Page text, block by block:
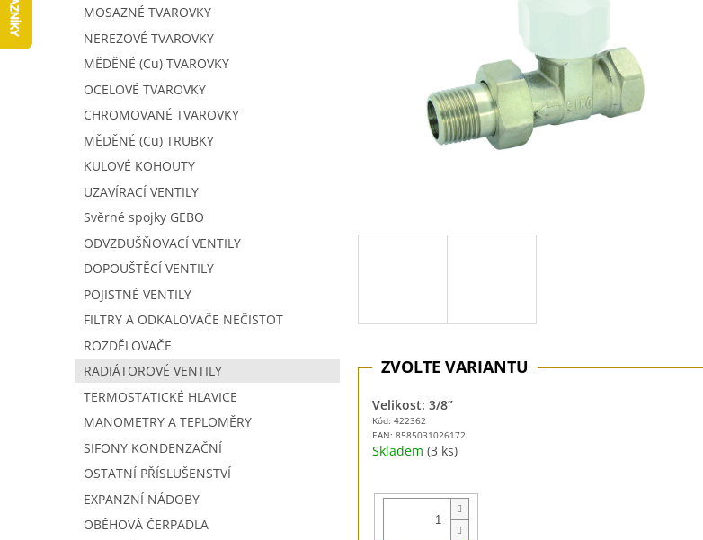
MOSAZNÉ TVAROVKY
NEREZOVÉ TVAROVKY
MĚDĚNÉ (Cu) TVAROVKY
OCELOVÉ TVAROVKY
CHROMOVANÉ TVAROVKY
MĚDĚNÉ (Cu) TRUBKY
KULOVÉ KOHOUTY
UZAVÍRACÍ VENTILY
Svěrné spojky GEBO
ODVZDUŠŇOVACÍ VENTILY
DOPOUŠTĚCÍ VENTILY
POJISTNÉ VENTILY
FILTRY A ODKALOVAČE NEČISTOT
ROZDĚLOVAČE
RADIÁTOROVÉ VENTILY
TERMOSTATICKÉ HLAVICE
MANOMETRY A TEPLOMĚRY
SIFONY KONDENZAČNÍ
OSTATNÍ PŘÍSLUŠENSTVÍ
EXPANZNÍ NÁDOBY
OBĚHOVÁ ČERPADLA
Kód: 422362
EAN: 8585031026172
Velikost: 3/8”
Skladem (3 ks)